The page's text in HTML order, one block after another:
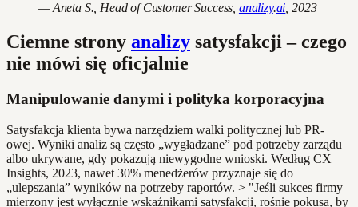
— Aneta S., Head of Customer Success, analizy.ai , 2023
Ciemne strony analizy satysfakcji – czego
nie mówi się oficjalnie
Manipulowanie danymi i polityka korporacyjna
Satysfakcja klienta bywa narzędziem walki politycznej lub PR-
owej. Wyniki analiz są często „wygładzane” pod potrzeby zarządu
albo ukrywane, gdy pokazują niewygodne wnioski. Według CX
Insights, 2023, nawet 30% menedżerów przyznaje się do
„ulepszania” wyników na potrzeby raportów. > "Jeśli sukces firmy
mierzony jest wyłącznie wskaźnikami satysfakcji, rośnie pokusa, by